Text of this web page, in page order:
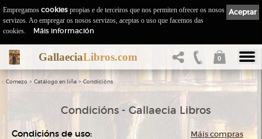
GallaeciaLibros.com 0
:: Comezo > Catálogo en liña > Condicións
Condicións - Gallaecia Libros
Máis compras
Condicións de uso:
Aceptar
Empregamos cookies propias e de terceiros que nos permiten ofrecer os nosos
servizos. Ao empregar os nosos servizos, aceptas o uso que facemos das
cookies.
Máis información